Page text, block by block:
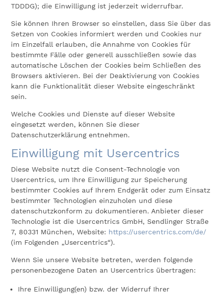
TDDDG); die Einwilligung ist jederzeit widerrufbar.
Sie können Ihren Browser so einstellen, dass Sie über das
Setzen von Cookies informiert werden und Cookies nur
im Einzelfall erlauben, die Annahme von Cookies für
bestimmte Fälle oder generell ausschließen sowie das
automatische Löschen der Cookies beim Schließen des
Browsers aktivieren. Bei der Deaktivierung von Cookies
kann die Funktionalität dieser Website eingeschränkt
sein.
Welche Cookies und Dienste auf dieser Website
eingesetzt werden, können Sie dieser
Datenschutzerklärung entnehmen.
Einwilligung mit Usercentrics
Diese Website nutzt die Consent-Technologie von
Usercentrics, um Ihre Einwilligung zur Speicherung
bestimmter Cookies auf Ihrem Endgerät oder zum Einsatz
bestimmter Technologien einzuholen und diese
datenschutzkonform zu dokumentieren. Anbieter dieser
Technologie ist die Usercentrics GmbH, Sendlinger Straße
7, 80331 München, Website: https://usercentrics.com/de/
(im Folgenden „Usercentrics“).
Wenn Sie unsere Website betreten, werden folgende
personenbezogene Daten an Usercentrics übertragen:
Ihre Einwilligung(en) bzw. der Widerruf Ihrer